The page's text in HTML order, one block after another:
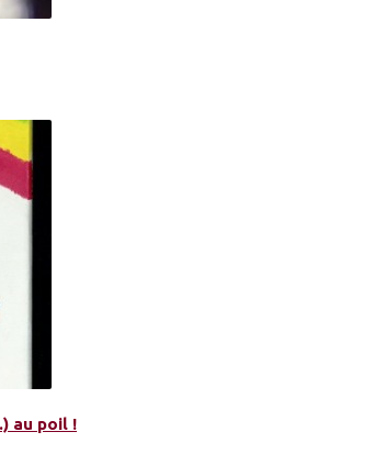
au poil !